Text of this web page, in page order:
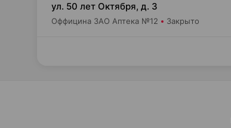
ул. 50 лет Октября, д. 3
Оффицина ЗАО Аптека №12 Закрыто